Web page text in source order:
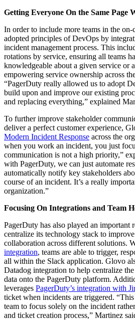
Getting Everyone On the Same Page
In order to include more teams in the
adopted principles of DevOps by
incident management process. This
rotations by service, ensuring all teams
knowledgeable about a given service or
empowering service ownership across
“PagerDuty really allowed us to adopt
build upon and improve our existing
and replacing everything,” explained
To further improve stakeholder
deliver a perfect customer experience,
Modern Incident Response across the
when you work an incident, you just
communication is not a high priority,”
with PagerDuty, we can just automate
automatically notify key stakeholders
course of an incident. It’s a really
organization.”
Focusing On Integrations and Team
PagerDuty has also played an important
centralize its technology stack to
collaboration across different solutions.
integration, teams are able to trigger,
all within the Slack application. Glovo
Datadog integration to help centralize
data onto the PagerDuty platform.
leverages PagerDuty’s integration with
ticket when incidents are triggered.
team to focus solely on the incident
and ticket creation process,” Martinez